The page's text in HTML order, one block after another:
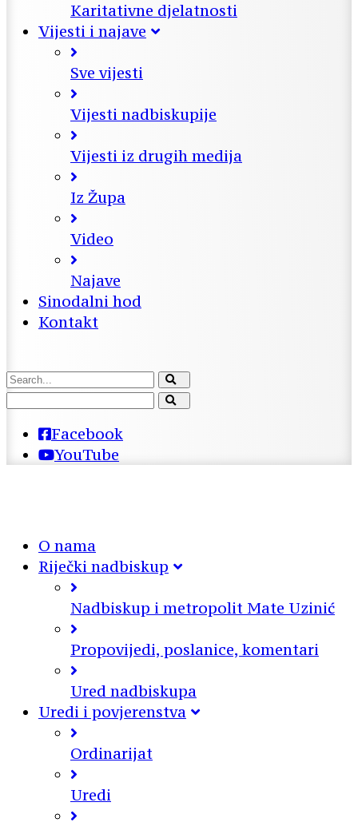
Karitativne djelatnosti
Vijesti i najave
Sve vijesti
Vijesti nadbiskupije
Vijesti iz drugih medija
Iz Župa
Video
Najave
Sinodalni hod
Kontakt
Facebook
YouTube
O nama
Riječki nadbiskup
Nadbiskup i metropolit Mate Uzinić
Propovijedi, poslanice, komentari
Ured nadbiskupa
Uredi i povjerenstva
Ordinarijat
Uredi